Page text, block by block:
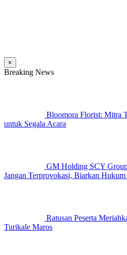
×
Breaking News
Bloomora Florist: Mitra
untuk Segala Acara
GM Holding SCY
Jangan Terprovokasi, Biarkan
Ratusan Peserta
Turikale Maros